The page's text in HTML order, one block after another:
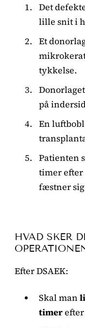
Det
lille snit i
Et
tykkelse.
på
En
Patienten
timer efter
fæstner
HVAD SKER
Efter DSAEK:
Skal man
timer